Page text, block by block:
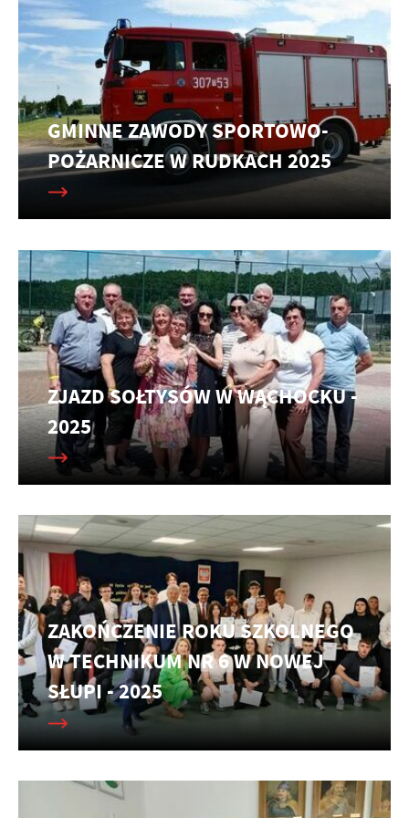
GMINNE ZAWODY SPORTOWO-
POŻARNICZE W RUDKACH 2025
ZJAZD SOŁTYSÓW W WĄCHOCKU -
2025
ZAKOŃCZENIE ROKU SZKOLNEGO
W TECHNIKUM NR 6 W NOWEJ
SŁUPI - 2025